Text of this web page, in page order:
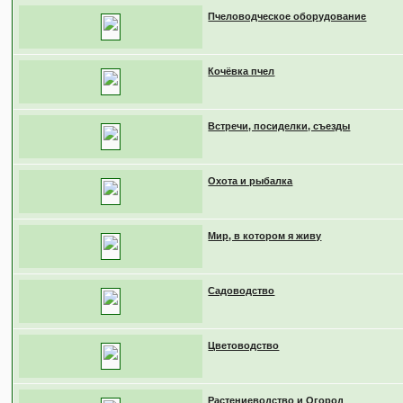
Пчеловодческое оборудование
Кочёвка пчел
Встречи, посиделки, съезды
Охота и рыбалка
Мир, в котором я живу
Садоводство
Цветоводство
Растениеводство и Огород